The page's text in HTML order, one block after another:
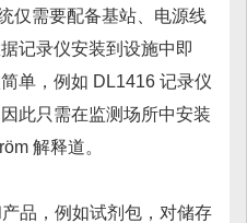
需要配备基站、电源线
记录仪安装到设施中即
单，例如 DL1416 记录仪
此只需在监测场所中安装
解释道。
，例如试剂包，对储存